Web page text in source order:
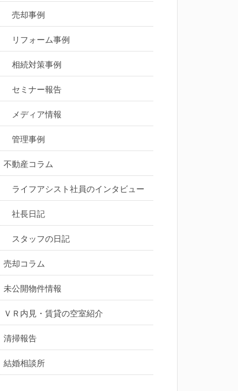
売却事例
リフォーム事例
相続対策事例
セミナー報告
メディア情報
管理事例
不動産コラム
ライフアシスト社員のインタビュー
社長日記
スタッフの日記
売却コラム
未公開物件情報
ＶＲ内見・賃貸の空室紹介
清掃報告
結婚相談所